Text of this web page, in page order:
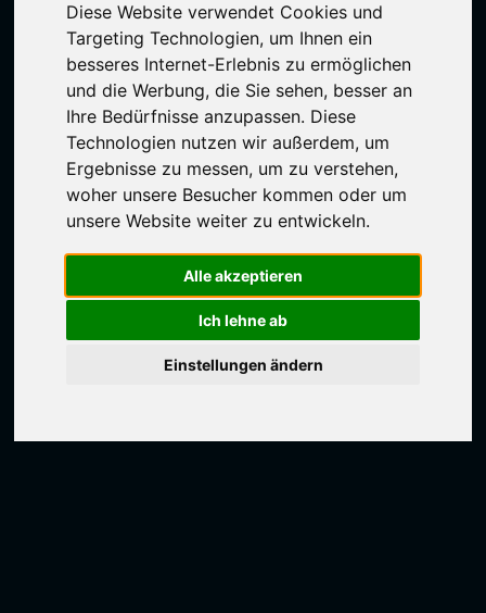
Diese Website verwendet Cookies und
Targeting Technologien, um Ihnen ein
besseres Internet-Erlebnis zu ermöglichen
und die Werbung, die Sie sehen, besser an
Ihre Bedürfnisse anzupassen. Diese
Technologien nutzen wir außerdem, um
Ergebnisse zu messen, um zu verstehen,
woher unsere Besucher kommen oder um
unsere Website weiter zu entwickeln.
Alle akzeptieren
Ich lehne ab
Einstellungen ändern